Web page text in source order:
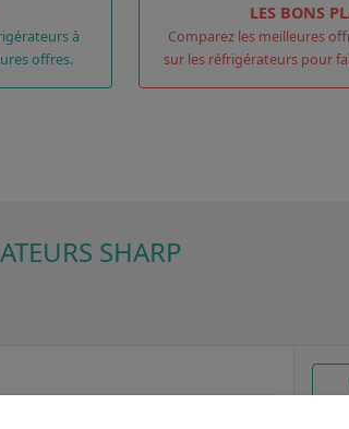
à
offres.
LES BONS
Comparez les meilleures
sur les réfrigérateurs pour
SHARP